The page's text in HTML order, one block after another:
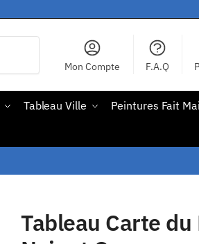
Mon Compte F.A.Q
Tableau Ville
Peintures Fait
Tableau Carte du